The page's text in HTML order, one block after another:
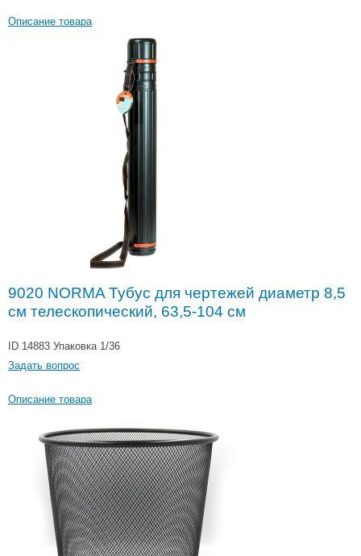
Описание товара
9020 NORMA Тубус для чертежей диаметр 8,5
см телескопический, 63,5-104 см
ID 14883 Упаковка 1/36
Задать вопрос
Описание товара